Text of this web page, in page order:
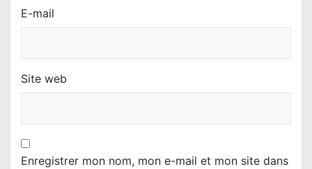
E-mail
Site web
Enregistrer mon nom, mon e-mail et mon site dans